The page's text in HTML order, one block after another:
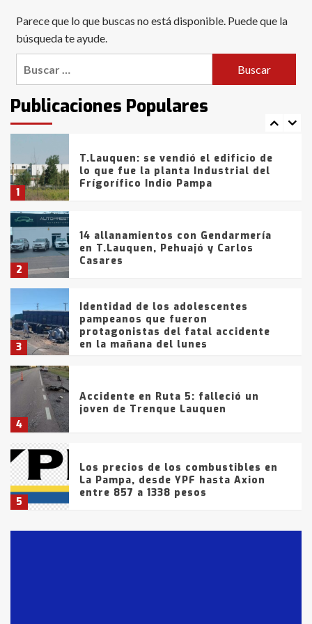
Parece que lo que buscas no está disponible. Puede que la
búsqueda te ayude.
Publicaciones Populares
6
con lluvias y heladas, en gran parte
de la provincia
intentaron evadir a la Policía
fueron detenidos por
comercialización de drogas en la
tarde del sábado
1
T.Lauquen: se vendió el edificio de
lo que fue la planta Industrial del
Frígorífico Indio Pampa
2
14 allanamientos con Gendarmería
en T.Lauquen, Pehuajó y Carlos
Casares
3
Identidad de los adolescentes
pampeanos que fueron
protagonistas del fatal accidente
en la mañana del lunes
4
Accidente en Ruta 5: falleció un
joven de Trenque Lauquen
5
Los precios de los combustibles en
La Pampa, desde YPF hasta Axion
entre 857 a 1338 pesos